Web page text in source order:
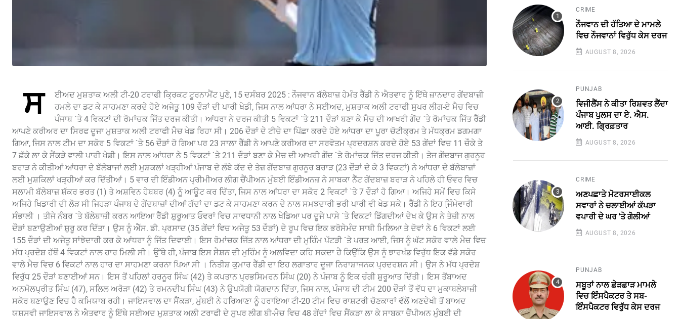
ਸ
ਈਅਦ ਮੁਸ਼ਤਾਕ ਅਲੀ ਟੀ-20 ਟਰਾਫੀ ਕ੍ਰਿਕਟ ਟੂਰਨਾਮੈਂਟ ਪੁਣੇ, 15 ਦਸੰਬਰ 2025 : ਨੌਜਵਾਨ ਬੱਲੇਬਾਜ਼ ਹੇਮੰਤ ਰੈੱਡੀ ਨੇ ਐਤਵਾਰ ਨੂੰ ਇੱਥੇ ਜ਼ਾਨਦਾਰ ਗੇਂਦਬਾਜ਼ੀ
ਹਮਲੇ ਦਾ ਡਟ ਕੇ ਸਾਹਮਣਾ ਕਰਦੇ ਹੋਏ ਅਜੇਤੂ 109 ਦੌੜਾਂ ਦੀ ਪਾਰੀ ਖੇਡੀ, ਜਿਸ ਨਾਲ ਆਂਧਰਾ ਨੇ ਸਈਅਦ, ਮੁਸ਼ਤਾਕ ਅਲੀ ਟਰਾਫੀ ਸੁਪਰ ਲੀਗ-ਏ ਮੈਚ ਵਿਚ
ਪੰਜਾਬ `ਤੇ 4 ਵਿਕਟਾਂ ਦੀ ਰੋਮਾਂਚਕ ਜਿੱਤ ਦਰਜ ਕੀਤੀ। ਆਂਧਰਾ ਨੇ ਦਰਜ ਕੀਤੀ 5 ਵਿਕਟਾਂ `ਤੇ 211 ਦੌੜਾਂ ਬਣਾ ਕੇ ਮੈਚ ਦੀ ਆਖਰੀ ਗੇਂਦ `ਤੇ ਰੋਮਾਂਚਕ ਜਿੱਤ ਰੈੱਡੀ
ਆਪਣੇ ਕਰੀਅਰ ਦਾ ਸਿਰਫ ਦੂਜਾ ਮੁਸ਼ਤਾਕ ਅਲੀ ਟਰਾਫੀ ਮੈਚ ਖੇਡ ਰਿਹਾ ਸੀ। 206 ਦੌੜਾਂ ਦੇ ਟੀਚੇ ਦਾ ਪਿੱਛਾ ਕਰਦੇ ਹੋਏ ਆਂਧਰਾ ਦਾ ਪੂਰਾ ਚੋਟੀਕ੍ਰਮ ਤੇ ਮੱਧਕ੍ਰਮ ਡਗਮਗਾ
ਗਿਆ, ਜਿਸ ਨਾਲ ਟੀਮ ਦਾ ਸਕੋਰ 5 ਵਿਕਟਾਂ `ਤੇ 56 ਦੌੜਾਂ ਹੋ ਗਿਆ ਪਰ 23 ਸਾਲਾ ਰੈੱਡੀ ਨੇ ਆਪਣੇ ਕਰੀਅਰ ਦਾ ਸਰਵੋਤਮ ਪ੍ਰਦਰਸ਼ਨ ਕਰਦੇ ਹੋਏ 53 ਗੇਂਦਾਂ ਵਿਚ 11 ਚੌਕੇ ਤੇ
7 ਛੱਕੇ ਲਾ ਕੇ ਸੈਂਕੜੇ ਵਾਲੀ ਪਾਰੀ ਖੇਡੀ। ਇਸ ਨਾਲ ਆਂਧਰਾ ਨੇ 5 ਵਿਕਟਾਂ `ਤੇ 211 ਦੌੜਾਂ ਬਣਾ ਕੇ ਮੈਚ ਦੀ ਆਖਰੀ ਗੇਂਦ `ਤੇ ਰੋਮਾਂਚਕ ਜਿੱਤ ਦਰਜ ਕੀਤੀ। ਤੇਜ ਗੇਂਦਬਾਜ ਗੁਰਨੂਰ
ਬਰਾੜ ਨੇ ਕੀਤੀਆਂ ਆਂਧਰਾ ਦੇ ਬੱਲੇਬਾਜਾਂ ਲਈ ਮੁਸ਼ਕਲਾਂ ਖੜ੍ਹੀਆਂ ਪੰਜਾਬ ਦੇ ਲੰਬੇ ਕੱਦ ਦੇ ਤੇਜ਼ ਗੇਂਦਬਾਜ਼ ਗੁਰਨੂਰ ਬਰਾੜ (23 ਦੌੜਾਂ ਦੇ ਕੇ 3 ਵਿਕਟਾਂ) ਨੇ ਆਂਧਰਾ ਦੇ ਬੱਲੇਬਾਜ਼ਾਂ
ਲਈ ਮੁਸ਼ਕਿਲਾਂ ਖੜ੍ਹੀਆਂ ਕਰ ਦਿੱਤੀਆਂ। 5 ਵਾਰ ਦੀ ਇੰਡੀਅਨ ਪ੍ਰੀਮੀਅਰ ਲੀਗ ਚੈਂਪੀਅਨ ਮੁੰਬਈ ਇੰਡੀਅਨਜ਼ ਨੇ ਸਾਬਕਾ ਨੈੱਟ ਗੇਂਦਬਾਜ਼ ਬਰਾੜ ਨੇ ਪਹਿਲੇ ਹੀ ਓਵਰ ਵਿਚ
ਸਲਾਮੀ ਬੱਲੇਬਾਜ਼ ਸ਼ੱਕਰ ਭਰਤ (1) ਤੇ ਅਸ਼ਵਿਨ ਹੇਬਬਰ (4) ਨੂੰ ਆਊਟ ਕਰ ਦਿੱਤਾ, ਜਿਸ ਨਾਲ ਆਂਧਰਾ ਦਾ ਸਕੋਰ 2 ਵਿਕਟਾਂ `ਤੇ 7 ਦੌੜਾਂ ਹੋ ਗਿਆ। ਅਜਿਹੇ ਸਮੇਂ ਵਿਚ ਕਿਸੇ
ਅਜਿਹੇ ਖਿਡਾਰੀ ਦੀ ਲੋੜ ਸੀ ਜਿਹੜਾ ਪੰਜਾਬ ਦੇ ਗੇਂਦਬਾਜ਼ਾਂ ਦੀਆਂ ਗੱਦਾਂ ਦਾ ਡਟ ਕੇ ਸਾਹਮਣਾ ਕਰਨ ਦੇ ਨਾਲ ਸਮਝਦਾਰੀ ਭਰੀ ਪਾਰੀ ਵੀ ਖੇਡ ਸਕੇ। ਰੈੱਡੀ ਨੇ ਇਹ ਜਿ਼ੰਮੇਵਾਰੀ
ਸੰਭਾਲੀ । ਤੀਜੇ ਨੰਬਰ `ਤੇ ਬੱਲੇਬਾਜ਼ੀ ਕਰਨ ਆਇਆ ਰੈੱਡੀ ਸ਼ੁਰੂਆਤ ਓਵਰਾਂ ਵਿਚ ਸਾਵਧਾਨੀ ਨਾਲ ਖੇਡਿਆ ਪਰ ਦੂਜੇ ਪਾਸੇ `ਤੇ ਵਿਕਟਾਂ ਡਿੱਗਦੀਆਂ ਦੇਖ ਕੇ ਉਸ ਨੇ ਤੇਜ਼ੀ ਨਾਲ
ਦੌੜਾਂ ਬਣਾਉਣੀਆਂ ਸ਼ੁਰੂ ਕਰ ਦਿੱਤਾ। ਉਸ ਨੂੰ ਐੱਸ. ਡੀ. ਪ੍ਰਸਾਦ (35 ਗੇਂਦਾਂ ਵਿਚ ਅਜੇਤੂ 53 ਦੌੜਾਂ) ਦੇ ਰੂਪ ਵਿਚ ਇਕ ਭਰੋਸੇਮੰਦ ਸਾਥੀ ਮਿਲਿਆ ਤੇ ਦੋਵਾਂ ਨੇ 6 ਵਿਕਟਾਂ ਲਈ
155 ਦੌੜਾਂ ਦੀ ਅਜੇਤੂ ਸਾਂਝੇਦਾਰੀ ਕਰ ਕੇ ਆਂਧਰਾ ਨੂੰ ਜਿੱਤ ਦਿਵਾਈ। ਇਸ ਰੋਮਾਂਚਕ ਜਿੱਤ ਨਾਲ ਆਂਧਰਾ ਦੀ ਮੁਹਿੰਮ ਪੱਟੜੀ `ਤੇ ਪਰਤ ਆਈ, ਜਿਸ ਨੂੰ ਘੱਟ ਸਕੋਰ ਵਾਲ਼ੇ ਮੈਚ ਵਿਚ
ਮੱਧ ਪ੍ਰਦੇਸ਼ ਹੱਥੋਂ 4 ਵਿਕਟਾਂ ਨਾਲ ਹਾਰ ਮਿਲੀ ਸੀ। ਉੱਥੇ ਹੀ, ਪੰਜਾਬ ਇਸ ਸੈਸ਼ਨ ਦੀ ਮੁਹਿੰਮ ਨੂੰ ਅਲਵਿਦਾ ਕਹਿ ਸਕਦਾ ਹੈ ਕਿਉਂਕਿ ਉਸ ਨੂੰ ਝਾਰਖੰਡ ਵਿਰੁੱਧ ਇਕ ਵੱਡੇ ਸਕੋਰ
ਵਾਲੇ ਮੈਚ ਵਿਚ 6 ਵਿਕਟਾਂ ਨਾਲ ਹਾਰ ਦਾ ਸਾਹਮਣਾ ਕਰਨਾ ਪਿਆ ਸੀ । ਨਿਤੀਸ਼ ਕੁਮਾਰ ਰੈੱਡੀ ਦਾ ਇਹ ਲਗਾਤਾਰ ਦੂਜਾ ਨਿਰਾਸ਼ਾਜਨਕ ਪ੍ਰਦਰਸ਼ਨ ਸੀ। ਉਸ ਨੇ ਮੱਧ ਪ੍ਰਦੇਸ਼
ਵਿਰੁੱਧ 25 ਦੌੜਾਂ ਬਣਾਈਆਂ ਸਨ। ਇਸ ਤੋਂ ਪਹਿਲਾਂ ਹਰਨੂਰ ਸਿੰਘ (42) ਤੇ ਕਪਤਾਨ ਪ੍ਰਭਸਿਮਰਨ ਸਿੰਘ (20) ਨੇ ਪੰਜਾਬ ਨੂੰ ਇਕ ਚੰਗੀ ਸ਼ੁਰੂਆਤ ਦਿੱਤੀ। ਇਸ ਤੋਂਬਾਅਦ
ਅਨਮੋਲਪ੍ਰੀਤ ਸਿੰਘ (47), ਸਲਿਲ ਅਰੋੜਾ (42) ਤੇ ਰਮਨਦੀਪ ਸਿੰਘ (43) ਨੇ ਉਪਯੋਗੀ ਯੋਗਦਾਨ ਦਿੱਤਾ, ਜਿਸ ਨਾਲ, ਪੰਜਾਬ ਦੀ ਟੀਮ 200 ਦੌੜਾਂ ਤੋਂ ਵੱਧ ਦਾ ਮੁਕਾਬਲੇਬਾਜ਼ੀ
ਸਕੋਰ ਬਣਾਉਣ ਵਿਚ ਹੈ ਕਮਿਯਾਬ ਰਹੀ। ਜਾਇਸਵਾਲ ਦਾ ਸੈਂਕੜਾ, ਮੁੰਬਈ ਨੇ ਹਰਿਆਣਾ ਨੂੰ ਹਰਾਇਆ ਟੀ-20 ਟੀਮ ਵਿਚ ਰਾਸ਼ਟਰੀ ਚੋਣਕਾਰਾਂ ਵੱਲੋਂ ਅਣਦੇਖੀ ਤੋਂ ਬਾਅਦ
ਯਸ਼ਸਵੀ ਜਾਇਸਵਾਲ ਨੇ ਐਤਵਾਰ ਨੂੰ ਇੱਥੇ ਸਈਅਦ ਮੁਸ਼ਤਾਕ ਅਲੀ ਟਰਾਫੀ ਦੇ ਸੁਪਰ ਲੀਗ ਬੀ-ਮੈਚ ਵਿਚ 48 ਗੇਂਦਾਂ ਵਿਚ ਸੈਂਕੜਾ ਲਾ ਕੇ ਸਾਬਕਾ ਚੈਂਪੀਅਨ ਮੁੰਬਈ ਦੀ
CRIME
ਨੌਜਵਾਨ ਦੀ ਹੱਤਿਆ ਦੇ ਮਾਮਲੇ
ਵਿਚ ਨੌਜਵਾਨਾਂ ਵਿਰੁੱਧ ਕੇਸ ਦਰਜ
AUGUST 8, 2026
PUNJAB
ਵਿਜੀਲੈਂਸ ਨੇ ਕੀਤਾ ਰਿਸ਼ਵਤ ਲੈਂਦਾ
ਪੰਜਾਬ ਪੁਲਸ ਦਾ ਏ. ਐਸ.
ਆਈ. ਗ੍ਰਿਫ਼ਤਾਰ
AUGUST 8, 2026
CRIME
ਅਣਪਛਾਤੇ ਮੋਟਰਸਾਈਕਲ
ਸਵਾਰਾਂ ਨੇ ਚਲਾਈਆਂ ਕੱਪੜਾ
ਵਪਾਰੀ ਦੇ ਘਰ 'ਤੇ ਗੋਲੀਆਂ
AUGUST 8, 2026
PUNJAB
ਸਬੂਤਾਂ ਨਾਲ ਛੇੜਛਾੜ ਮਾਮਲੇ
ਵਿਚ ਇੰਸਪੈਕਟਰ ਤੇ ਸਬ-
ਇੰਸਪੈਕਟਰ ਵਿਰੁੱਧ ਕੇਸ ਦਰਜ